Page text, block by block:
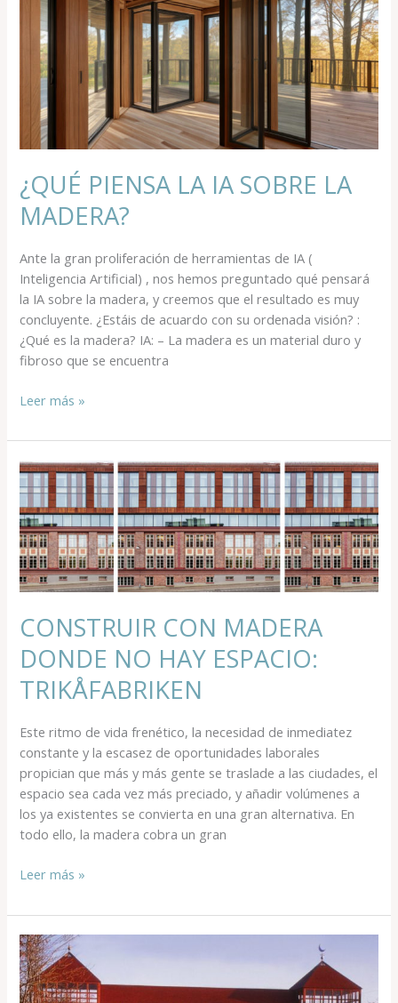
¿QUÉ PIENSA LA IA SOBRE LA
MADERA?
Ante la gran proliferación de herramientas de IA (
Inteligencia Artificial) , nos hemos preguntado qué pensará
la IA sobre la madera, y creemos que el resultado es muy
concluyente. ¿Estáis de acuardo con su ordenada visión? :
¿Qué es la madera? IA: – La madera es un material duro y
fibroso que se encuentra
SOBRE
MADERA?
Leer más »
CONSTRUIR CON MADERA
DONDE NO HAY ESPACIO:
TRIKÅFABRIKEN
Este ritmo de vida frenético, la necesidad de inmediatez
constante y la escasez de oportunidades laborales
propician que más y más gente se traslade a las ciudades, el
espacio sea cada vez más preciado, y añadir volúmenes a
los ya existentes se convierta en una gran alternativa. En
todo ello, la madera cobra un gran
CONSTRUIR
CON
MADERA
DONDE
NO
HAY
ESPACIO:
Leer más »
CUATRO
PUENTES
DE